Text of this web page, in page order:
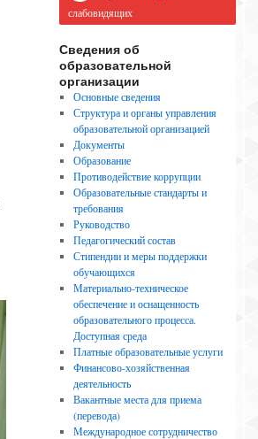
слабовидящих
Сведения об
образовательной
организации
Основные сведения
Структура и органы управления
образовательной организацией
Документы
Образование
Противодействие коррупции
Образовательные стандарты и
требования
Руководство
Педагогический состав
Стипендии и меры поддержки
обучающихся
Материально-техническое
обеспечение и оснащенность
образовательного процесса.
Доступная среда
Платные образовательные услуги
Финансово-хозяйственная
деятельность
Вакантные места для приема
(перевода)
Международное сотрудничество